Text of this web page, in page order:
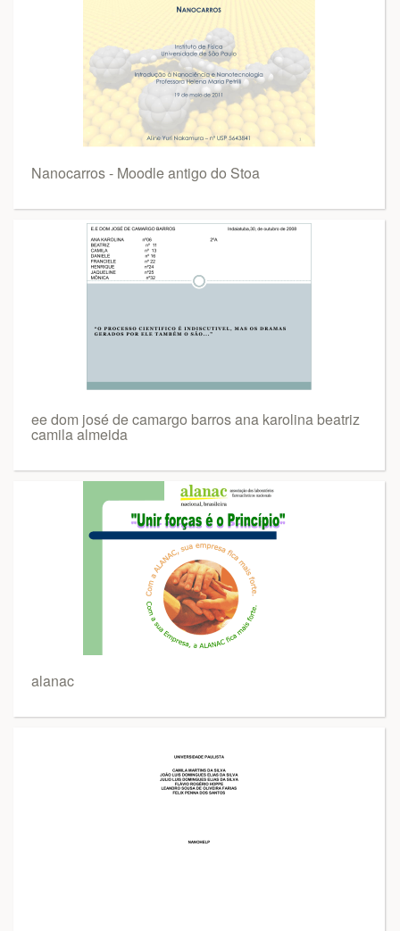
Nanocarros - Moodle antigo do Stoa
ee dom josé de camargo barros ana karolina beatriz
camila almeida
alanac